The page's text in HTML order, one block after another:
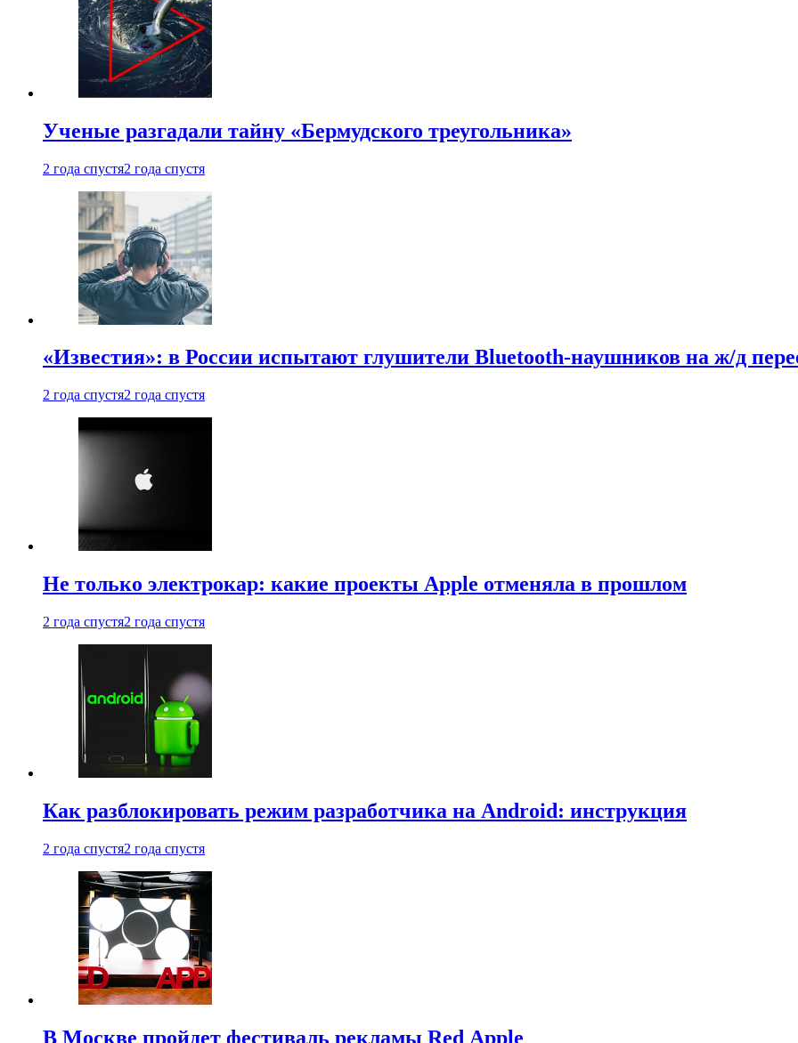
Ученые разгадали тайну «Бермудского треугольника»
2 года спустя2 года спустя
«Известия»: в России испытают глушители Bluetooth-наушников на ж/д
2 года спустя2 года спустя
Не только электрокар: какие проекты Apple отменяла в прошлом
2 года спустя2 года спустя
Как разблокировать режим разработчика на Android: инструкция
2 года спустя2 года спустя
В Москве пройдет фестиваль рекламы Red Apple